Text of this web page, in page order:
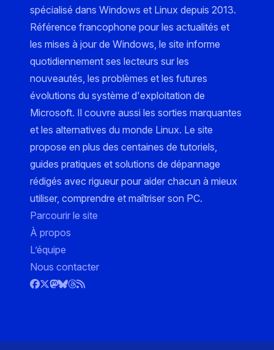
spécialisé dans Windows et Linux depuis 2013.
Référence francophone pour les actualités et
les mises à jour de Windows, le site informe
quotidiennement ses lecteurs sur les
nouveautés, les problèmes et les futures
évolutions du système d'exploitation de
Microsoft. Il couvre aussi les sorties marquantes
et les alternatives du monde Linux. Le site
propose en plus des centaines de tutoriels,
guides pratiques et solutions de dépannage
rédigés avec rigueur pour aider chacun à mieux
utiliser, comprendre et maîtriser son PC.
Parcourir le site
À propos
L’équipe
Nous contacter